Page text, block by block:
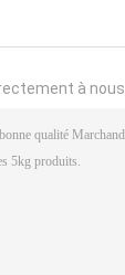
à nous